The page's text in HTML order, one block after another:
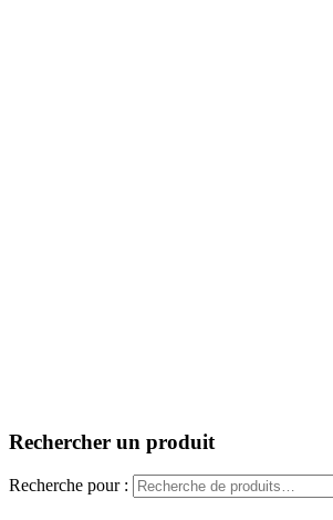
Rechercher un produit
Recherche pour :